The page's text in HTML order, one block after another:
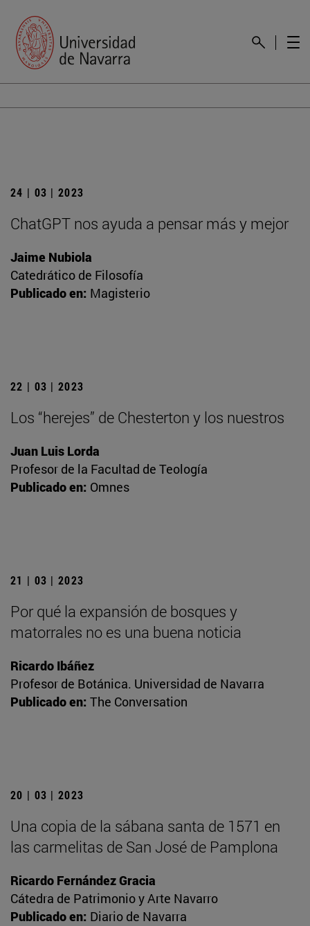
24 | 03 | 2023
ChatGPT nos ayuda a pensar más y mejor
Jaime Nubiola
Catedrático de Filosofía
Publicado en: Magisterio
22 | 03 | 2023
Los “herejes” de Chesterton y los nuestros
Juan Luis Lorda
Profesor de la Facultad de Teología
Publicado en: Omnes
21 | 03 | 2023
Por qué la expansión de bosques y
matorrales no es una buena noticia
Ricardo Ibáñez
Profesor de Botánica. Universidad de Navarra
Publicado en: The Conversation
20 | 03 | 2023
Una copia de la sábana santa de 1571 en
las carmelitas de San José de Pamplona
Ricardo Fernández Gracia
Cátedra de Patrimonio y Arte Navarro
Publicado en: Diario de Navarra